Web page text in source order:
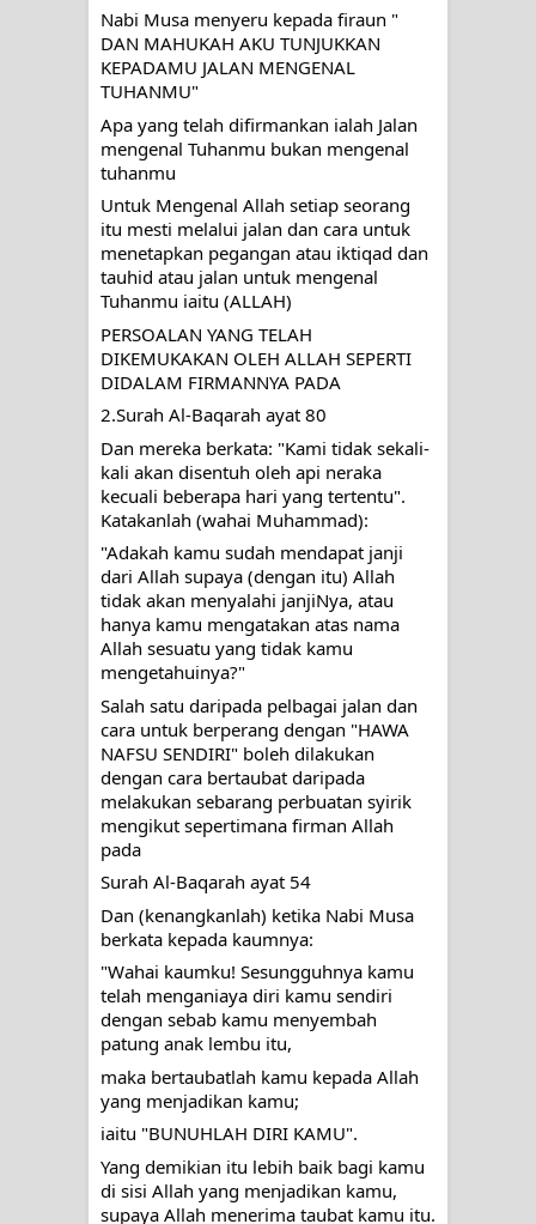
Nabi Musa menyeru kepada firaun "
DAN MAHUKAH AKU TUNJUKKAN
KEPADAMU JALAN MENGENAL
TUHANMU"
Apa yang telah difirmankan ialah Jalan
mengenal Tuhanmu bukan mengenal
tuhanmu
Untuk Mengenal Allah setiap seorang
itu mesti melalui jalan dan cara untuk
menetapkan pegangan atau iktiqad dan
tauhid atau jalan untuk mengenal
Tuhanmu iaitu (ALLAH)
PERSOALAN YANG TELAH
DIKEMUKAKAN OLEH ALLAH SEPERTI
DIDALAM FIRMANNYA PADA
2.Surah Al-Baqarah ayat 80
Dan mereka berkata: "Kami tidak sekali-
kali akan disentuh oleh api neraka
kecuali beberapa hari yang tertentu".
Katakanlah (wahai Muhammad):
"Adakah kamu sudah mendapat janji
dari Allah supaya (dengan itu) Allah
tidak akan menyalahi janjiNya, atau
hanya kamu mengatakan atas nama
Allah sesuatu yang tidak kamu
mengetahuinya?"
Salah satu daripada pelbagai jalan dan
cara untuk berperang dengan "HAWA
NAFSU SENDIRI" boleh dilakukan
dengan cara bertaubat daripada
melakukan sebarang perbuatan syirik
mengikut sepertimana firman Allah
pada
Surah Al-Baqarah ayat 54
Dan (kenangkanlah) ketika Nabi Musa
berkata kepada kaumnya:
"Wahai kaumku! Sesungguhnya kamu
telah menganiaya diri kamu sendiri
dengan sebab kamu menyembah
patung anak lembu itu,
maka bertaubatlah kamu kepada Allah
yang menjadikan kamu;
iaitu "BUNUHLAH DIRI KAMU".
Yang demikian itu lebih baik bagi kamu
di sisi Allah yang menjadikan kamu,
supaya Allah menerima taubat kamu itu.